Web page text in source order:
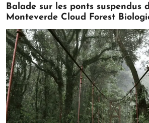
Balade sur les ponts suspendus
Monteverde Cloud Forest